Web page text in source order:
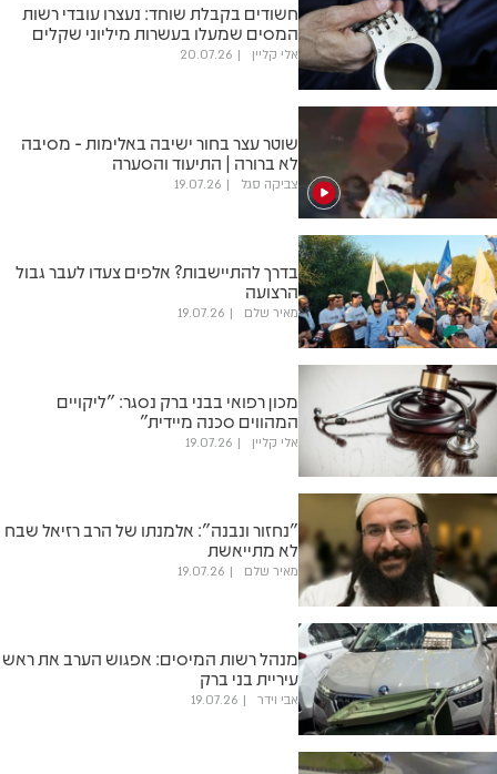
חשודים בקבלת שוחד: נעצרו עובדי רשות
המסים שמעלו בעשרות מיליוני שקלים
אלי קליין 20.07.26
שוטר עצר בחור ישיבה באלימות - מסיבה
לא ברורה | התיעוד והסערה
צביקה סגל 19.07.26
בדרך להתיישבות? אלפים צעדו לעבר גבול
הרצועה
מאיר שלם 19.07.26
מכון רפואי בבני ברק נסגר: "ליקויים
המהווים סכנה מיידית"
אלי קליין 19.07.26
"נחזור ונבנה": אלמנתו של הרב רזיאל שבח
לא מתייאשת
מאיר שלם 19.07.26
מנהל רשות המיסים: אפגוש הערב את ראש
עיריית בני ברק
אבי וידר 19.07.26